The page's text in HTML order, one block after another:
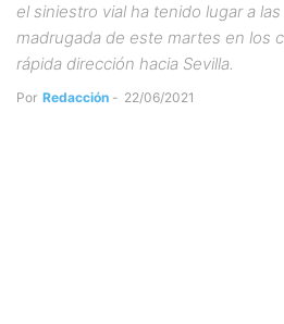
el siniestro vial ha tenido lugar a
madrugada de este martes en los
rápida dirección hacia Sevilla.
Por Redacción - 22/06/2021